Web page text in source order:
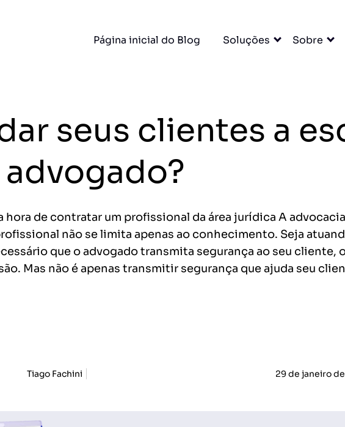
Página inicial do Blog Soluções Sobre
seus clientes a
hora de contratar um profissional da área jurídica A
não se limita apenas ao conhecimento. Seja
que o advogado transmita segurança ao seu
Mas não é apenas transmitir segurança que ajuda seu
Tiago Fachini 29 de janeiro
e ROI do seu escritório. Tudo
e 100% gratuito.
de Honorários
+14.000 juristas
já acessaram as ferramentas